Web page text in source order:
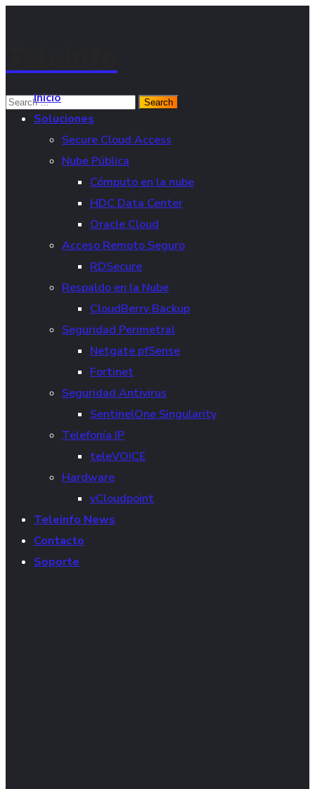
Inicio
Soluciones
Secure Cloud Access
Nube Pública
Cómputo en la nube
HDC Data Center
Oracle Cloud
Acceso Remoto Seguro
RDSecure
Respaldo en la Nube
CloudBerry Backup
Seguridad Perimetral
Netgate pfSense
Fortinet
Seguridad Antivirus
SentinelOne Singularity
Telefonía IP
teleVOICE
Hardware
vCloudpoint
Teleinfo News
Contacto
Soporte